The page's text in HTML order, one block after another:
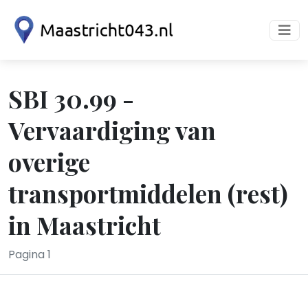
SBI 30.99 -
Vervaardiging van
overige
transportmiddelen (rest)
in Maastricht
Pagina 1